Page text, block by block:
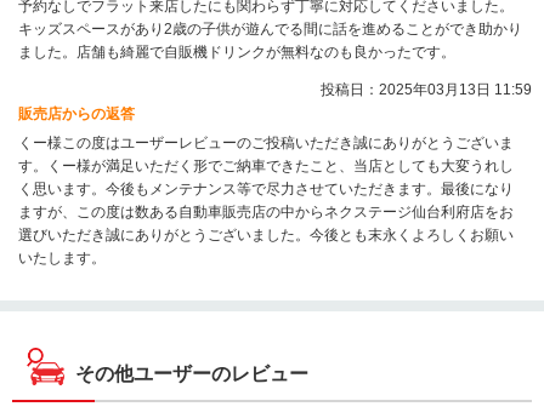
予約なしでフラット来店したにも関わらず丁寧に対応してくださいました。
キッズスペースがあり2歳の子供が遊んでる間に話を進めることができ助かり
ました。店舗も綺麗で自販機ドリンクが無料なのも良かったです。
投稿日：2025年03月13日 11:59
販売店からの返答
くー様この度はユーザーレビューのご投稿いただき誠にありがとうございま
す。くー様が満足いただく形でご納車できたこと、当店としても大変うれし
く思います。今後もメンテナンス等で尽力させていただきます。最後になり
ますが、この度は数ある自動車販売店の中からネクステージ仙台利府店をお
選びいただき誠にありがとうございました。今後とも末永くよろしくお願い
いたします。
その他ユーザーのレビュー